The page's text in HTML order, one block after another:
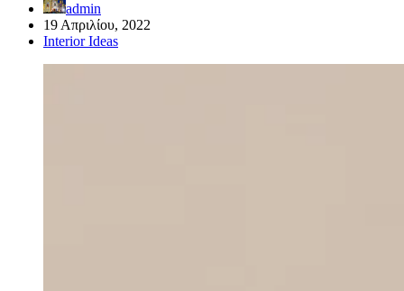
admin
19 Απριλίου, 2022
Interior Ideas